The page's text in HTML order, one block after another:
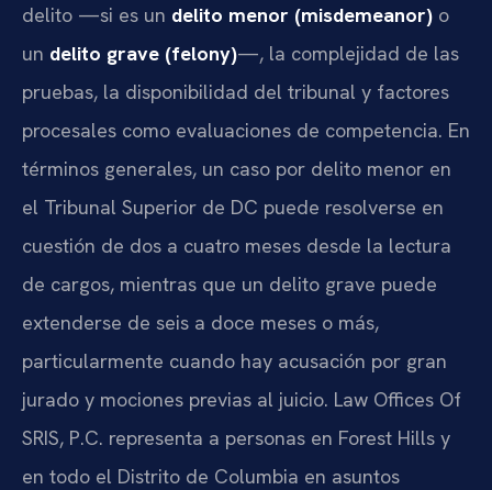
delito —si es un delito menor (misdemeanor) o
un delito grave (felony)—, la complejidad de las
pruebas, la disponibilidad del tribunal y factores
procesales como evaluaciones de competencia. En
términos generales, un caso por delito menor en
el Tribunal Superior de DC puede resolverse en
cuestión de dos a cuatro meses desde la lectura
de cargos, mientras que un delito grave puede
extenderse de seis a doce meses o más,
particularmente cuando hay acusación por gran
jurado y mociones previas al juicio. Law Offices Of
SRIS, P.C. representa a personas en Forest Hills y
en todo el Distrito de Columbia en asuntos